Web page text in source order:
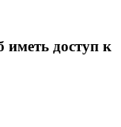
иметь доступ к